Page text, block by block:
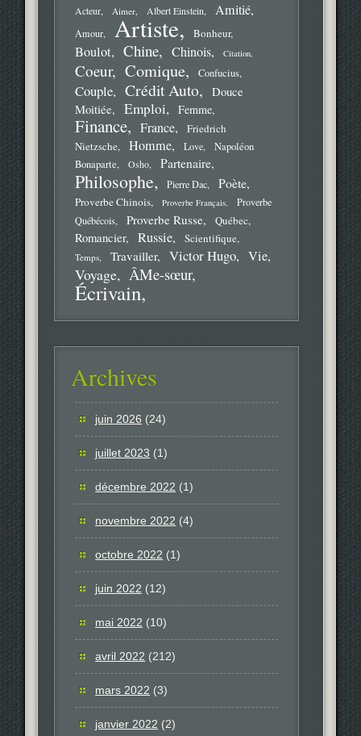
Acteur Aimer Albert Einstein Amitié
Amour Artiste Bonheur
Boulot Chine Chinois Citation
Coeur Comique Confucius
Couple Crédit Auto
Douce
Moitiée
Emploi Femme
Finance France
Friedrich
Nietzsche
Homme Love
Napoléon
Bonaparte
Osho Partenaire
Philosophe Pierre Dac Poète
Proverbe Chinois Proverbe Français
Proverbe
Québécois
Proverbe Russe Québec
Romancier Russie Scientifique
Temps Travailler Victor Hugo Vie
Voyage ÂMe-sœur
Écrivain
Archives
juin 2026 (24)
juillet 2023 (1)
décembre 2022 (1)
novembre 2022 (4)
octobre 2022 (1)
juin 2022 (12)
mai 2022 (10)
avril 2022 (212)
mars 2022 (3)
janvier 2022 (2)